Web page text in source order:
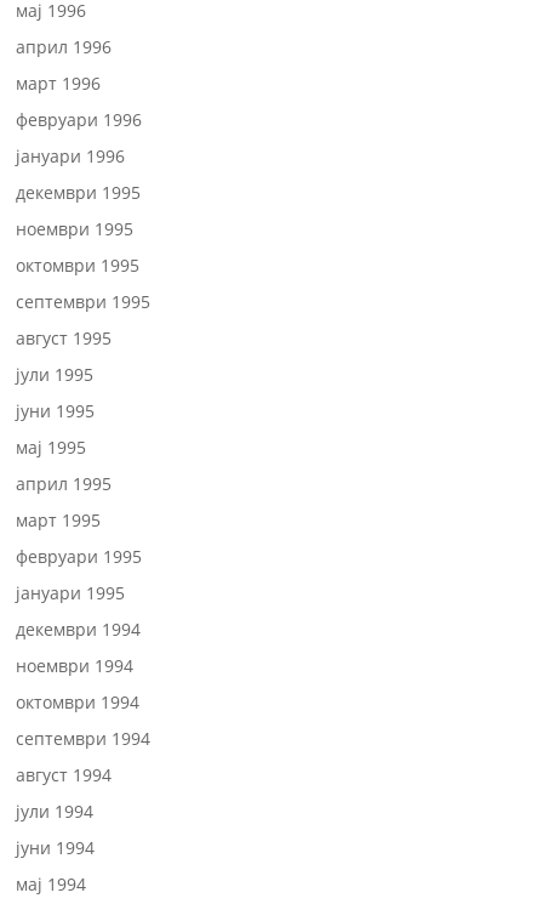
мај 1996
април 1996
март 1996
февруари 1996
јануари 1996
декември 1995
ноември 1995
октомври 1995
септември 1995
август 1995
јули 1995
јуни 1995
мај 1995
април 1995
март 1995
февруари 1995
јануари 1995
декември 1994
ноември 1994
октомври 1994
септември 1994
август 1994
јули 1994
јуни 1994
мај 1994